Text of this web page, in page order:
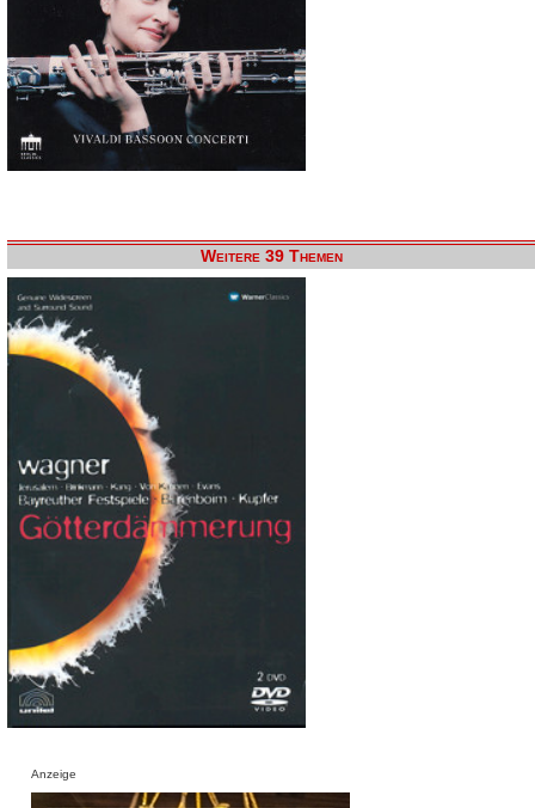
Weitere 39 Themen
Anzeige